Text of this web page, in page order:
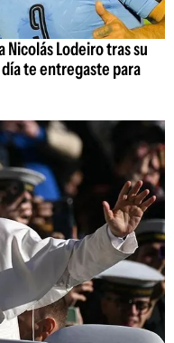
Nicolás Lodeiro tras su
te entregaste para